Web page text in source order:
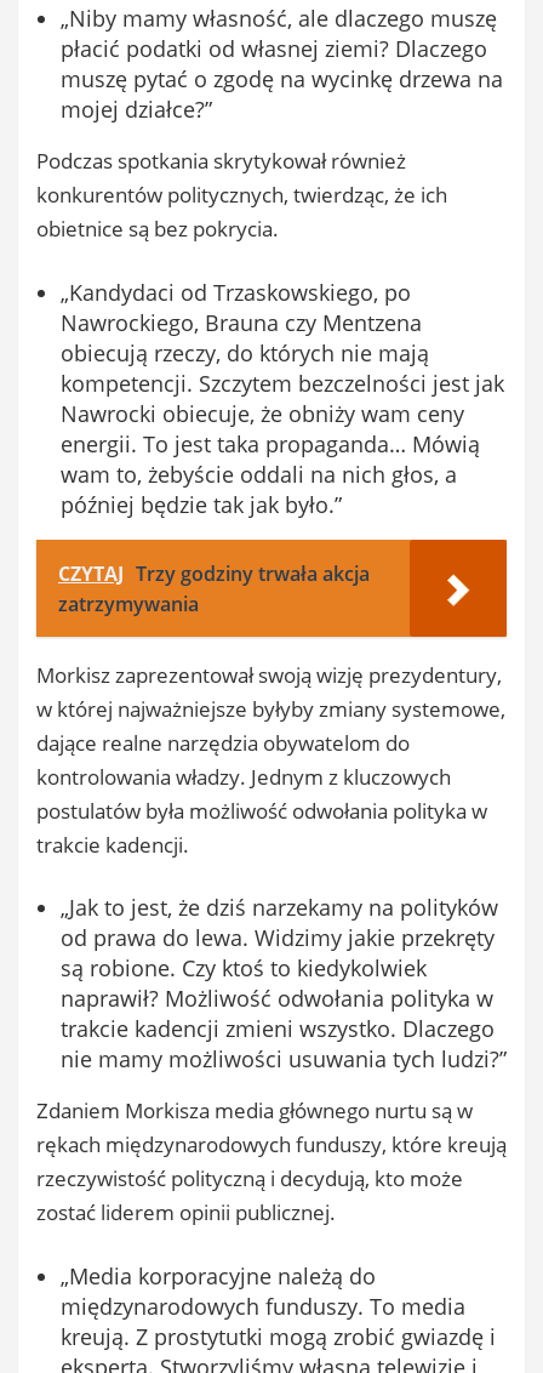
„Niby mamy własność, ale dlaczego muszę
płacić podatki od własnej ziemi? Dlaczego
muszę pytać o zgodę na wycinkę drzewa na
mojej działce?”
Podczas spotkania skrytykował również
konkurentów politycznych, twierdząc, że ich
obietnice są bez pokrycia.
„Kandydaci od Trzaskowskiego, po
Nawrockiego, Brauna czy Mentzena
obiecują rzeczy, do których nie mają
kompetencji. Szczytem bezczelności jest jak
Nawrocki obiecuje, że obniży wam ceny
energii. To jest taka propaganda… Mówią
wam to, żebyście oddali na nich głos, a
później będzie tak jak było.”
CZYTAJ Trzy godziny trwała akcja
zatrzymywania
Morkisz zaprezentował swoją wizję prezydentury,
w której najważniejsze byłyby zmiany systemowe,
dające realne narzędzia obywatelom do
kontrolowania władzy. Jednym z kluczowych
postulatów była możliwość odwołania polityka w
trakcie kadencji.
„Jak to jest, że dziś narzekamy na polityków
od prawa do lewa. Widzimy jakie przekręty
są robione. Czy ktoś to kiedykolwiek
naprawił? Możliwość odwołania polityka w
trakcie kadencji zmieni wszystko. Dlaczego
nie mamy możliwości usuwania tych ludzi?”
Zdaniem Morkisza media głównego nurtu są w
rękach międzynarodowych funduszy, które kreują
rzeczywistość polityczną i decydują, kto może
zostać liderem opinii publicznej.
„Media korporacyjne należą do
międzynarodowych funduszy. To media
kreują. Z prostytutki mogą zrobić gwiazdę i
eksperta. Stworzyliśmy własną telewizję i